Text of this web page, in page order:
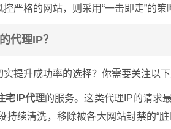
严格的网站，则采用“一击即走”的策
代理IP？
提升成功率的选择？你需要关注以下
宅IP代理的服务。这类代理IP的请求
续清洗，移除被各大网站封禁的“